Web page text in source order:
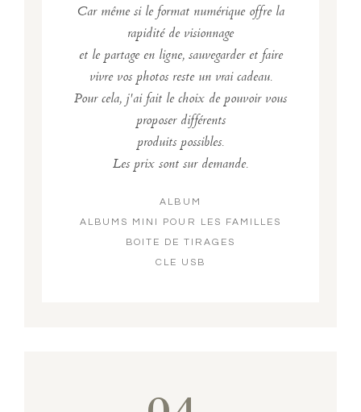
Car même si le format numérique offre la
rapidité de visionnage
et le partage en ligne, sauvegarder et faire
vivre vos photos reste un vrai cadeau.
Pour cela, j'ai fait le choix de pouvoir vous
proposer différents
produits possibles.
Les prix sont sur demande.
ALBUM
ALBUMS MINI POUR LES FAMILLES
BOITE DE TIRAGES
CLE USB